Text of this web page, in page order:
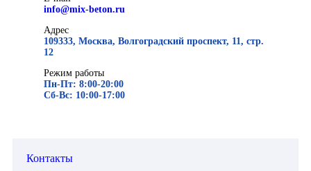
info@mix-beton.ru
Адрес
109333, Москва, Волгоградский проспект, 11, стр.
12
Режим работы
Пн-Пт: 8:00-20:00
Сб-Вс: 10:00-17:00
Контакты